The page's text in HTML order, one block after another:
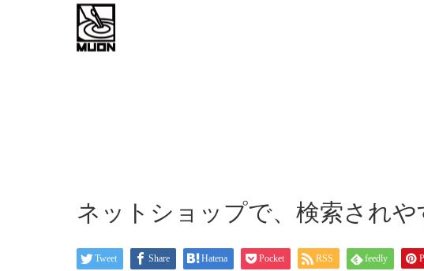
ネットショップで、検索されや
Tweet Share Hatena Pocket RSS feedly